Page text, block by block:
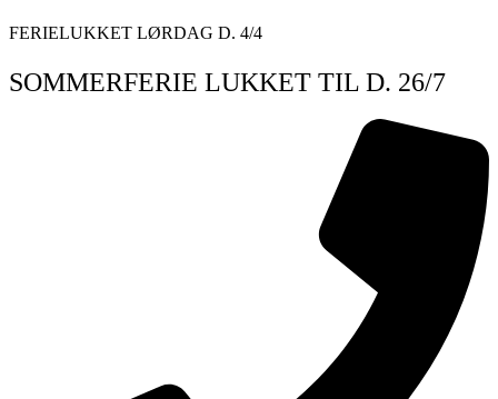
Videre
indhold
FERIELUKKET LØRDAG D. 4/4
SOMMERFERIE LUKKET TIL D. 26/7